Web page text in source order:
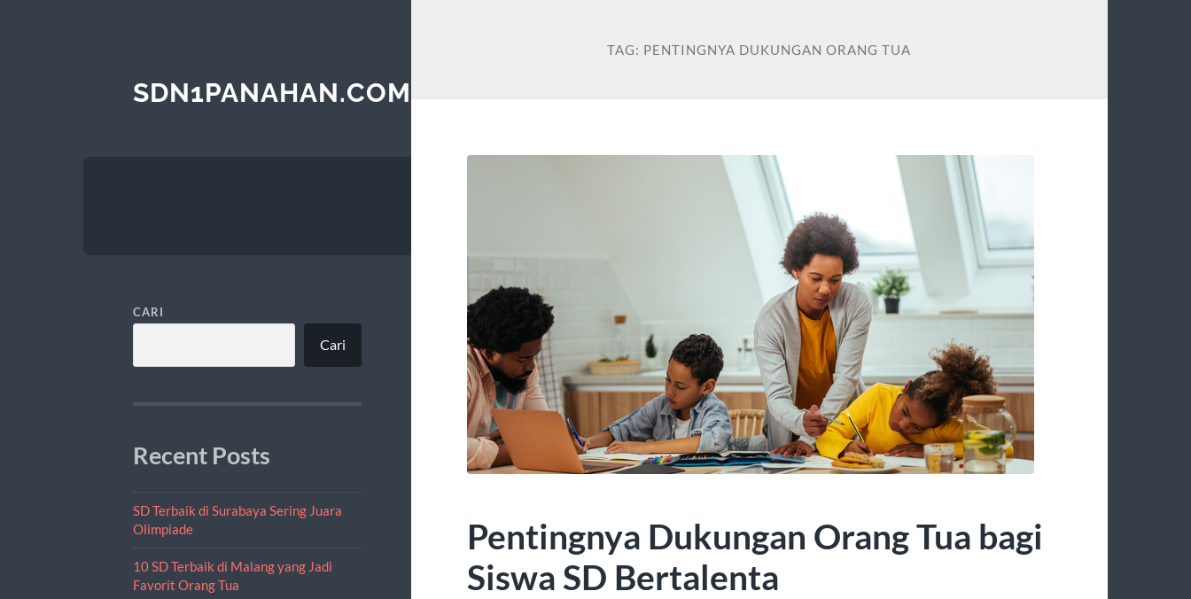
SDN1PANAHAN.COM
CARI
Cari
Recent Posts
SD Terbaik di Surabaya Sering Juara
Olimpiade
10 SD Terbaik di Malang yang Jadi
Favorit Orang Tua
TAG: PENTINGNYA DUKUNGAN ORANG TUA
Pentingnya Dukungan Orang Tua bagi
Siswa SD Bertalenta